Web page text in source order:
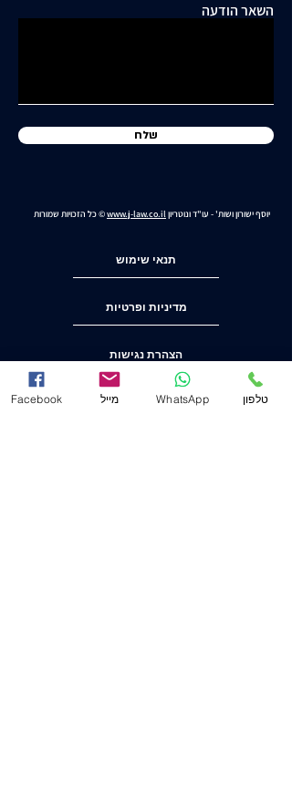
כלואה ובסיכון תחבורתי
השאר הודעה
שלח
יוסף ישורון ושות' - עו"ד ונוטריוןwww.j-law.co.il© כל הזכויות שמורות
תנאי שימוש
מדיניות ופרטיות
הצהרת נגישות
Facebook מייל WhatsApp טלפון